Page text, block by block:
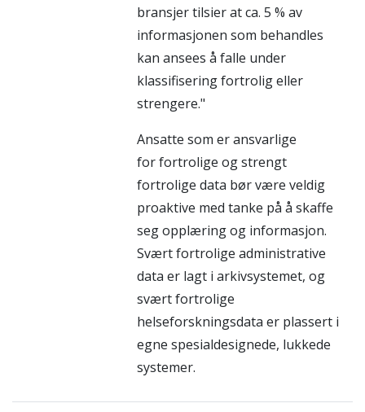
bransjer tilsier at ca. 5 % av
informasjonen som behandles
kan ansees å falle under
klassifisering fortrolig eller
strengere."
Ansatte som er ansvarlige
for fortrolige og strengt
fortrolige data bør være veldig
proaktive med tanke på å skaffe
seg opplæring og informasjon.
Svært fortrolige administrative
data er lagt i arkivsystemet, og
svært fortrolige
helseforskningsdata er plassert i
egne spesialdesignede, lukkede
systemer.